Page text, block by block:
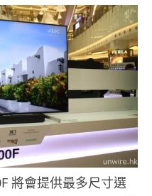
將會提供最多尺寸選